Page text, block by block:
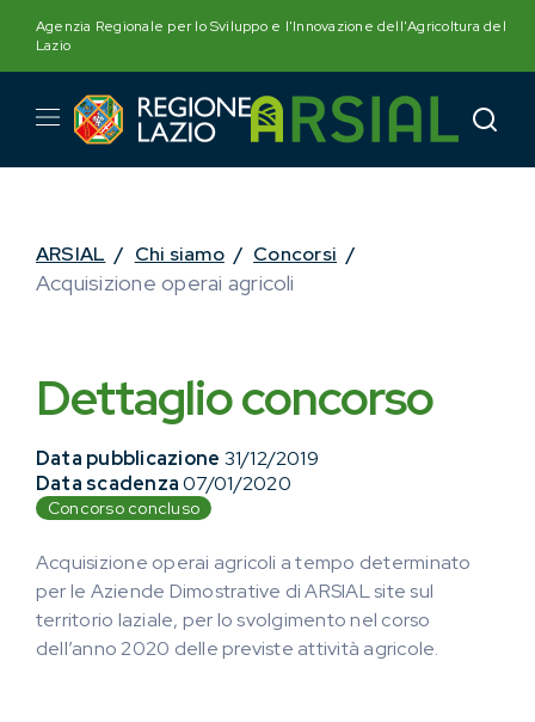
content
Agenzia Regionale per lo Sviluppo e l'Innovazione dell'Agricoltura del
Lazio
ARSIAL / Chi siamo / Concorsi /
Acquisizione operai agricoli
Dettaglio concorso
Data pubblicazione 31/12/2019
Data scadenza07/01/2020
Concorso concluso
Acquisizione operai agricoli a tempo determinato
per le Aziende Dimostrative di ARSIAL site sul
territorio laziale, per lo svolgimento nel corso
dell’anno 2020 delle previste attività agricole.